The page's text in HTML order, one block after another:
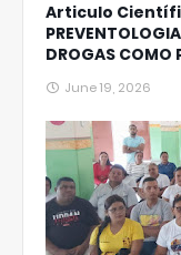
Articulo
DROGAS COMO
June 19, 2026